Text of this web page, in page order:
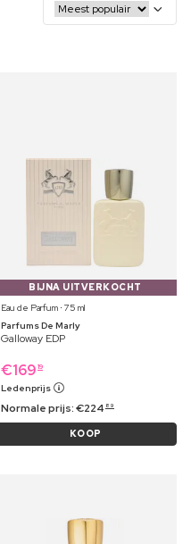
BIJNA UITVERKOCHT
Eau de Parfum ⋅ 75 ml
Parfums De Marly
Galloway EDP
€169 19
Ledenprijs
Normale prijs:€224 89
KOOP